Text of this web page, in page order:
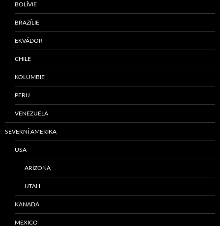
BOLÍVIE
BRAZÍLIE
EKVÁDOR
CHILE
KOLUMBIE
PERU
VENEZUELA
SEVERNÍ AMERIKA
USA
ARIZONA
UTAH
KANADA
MEXICO